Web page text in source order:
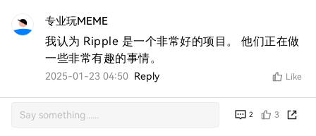
专业玩MEME
我认为 Ripple 是一个非常好的项目。 他们正在做
一些非常有趣的事情。
2025-01-23 04:50 Reply Like
2 3